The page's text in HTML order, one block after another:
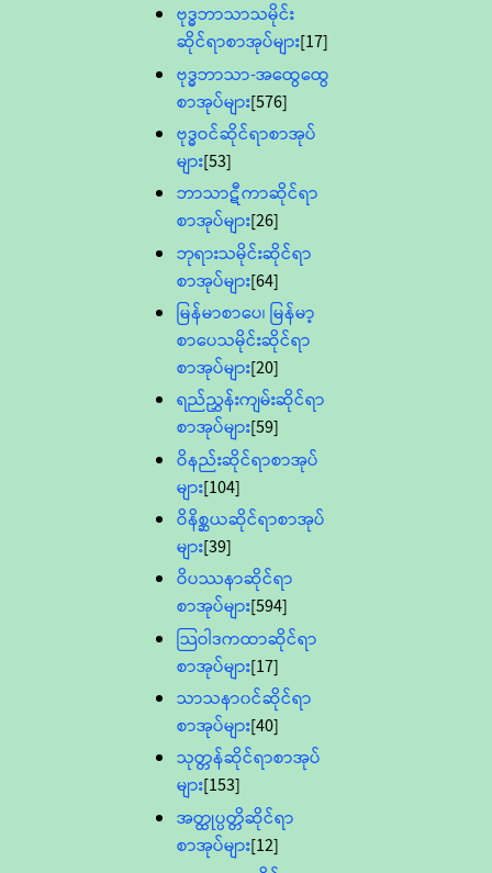
ဗုဒ္ဓဘာသာသမိုင်း
ဆိုင်ရာစာအုပ်များ[17]
ဗုဒ္ဓဘာသာ-အထွေထွေ
စာအုပ်များ[576]
ဗုဒ္ဓဝင်ဆိုင်ရာစာအုပ်
များ[53]
ဘာသာဋီကာဆိုင်ရာ
စာအုပ်များ[26]
ဘုရားသမိုင်းဆိုင်ရာ
စာအုပ်များ[64]
မြန်မာစာပေ၊ မြန်မာ့
စာပေသမိုင်းဆိုင်ရာ
စာအုပ်များ[20]
ရည်ညွှန်းကျမ်းဆိုင်ရာ
စာအုပ်များ[59]
ဝိနည်းဆိုင်ရာစာအုပ်
များ[104]
ဝိနိစ္ဆယဆိုင်ရာစာအုပ်
များ[39]
ဝိပဿနာဆိုင်ရာ
စာအုပ်များ[594]
သြဝါဒကထာဆိုင်ရာ
စာအုပ်များ[17]
သာသနာ၀င်ဆိုင်ရာ
စာအုပ်များ[40]
သုတ္တန်ဆိုင်ရာစာအုပ်
များ[153]
အတ္ထုပ္ပတ္တိဆိုင်ရာ
စာအုပ်များ[12]